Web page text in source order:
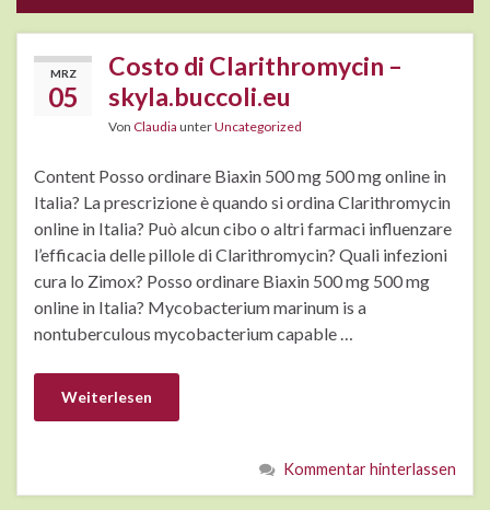
MRZ
05
Costo di Clarithromycin –
skyla.buccoli.eu
Von Claudia unterUncategorized
Content Posso ordinare Biaxin 500 mg 500 mg online in
Italia? La prescrizione è quando si ordina Clarithromycin
online in Italia? Può alcun cibo o altri farmaci influenzare
l’efficacia delle pillole di Clarithromycin? Quali infezioni
cura lo Zimox? Posso ordinare Biaxin 500 mg 500 mg
online in Italia? Mycobacterium marinum is a
nontuberculous mycobacterium capable …
Weiterlesen
Kommentar hinterlassen